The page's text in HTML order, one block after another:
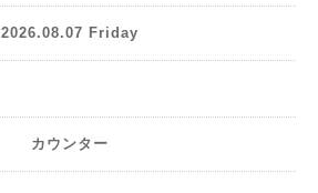
2026.08.07 Friday
カウンター